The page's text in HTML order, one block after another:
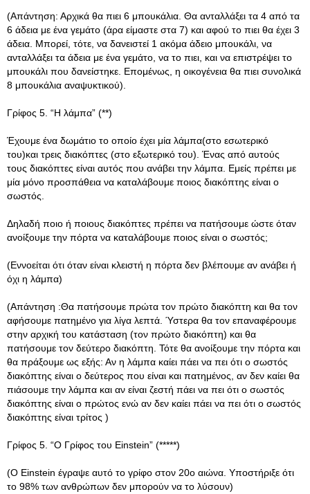
(Απάντηση: Αρχικά θα πιει 6 μπουκάλια. Θα ανταλλάξει τα 4 από τα
6 άδεια με ένα γεμάτο (άρα είμαστε στα 7) και αφού το πιει θα έχει 3
άδεια. Μπορεί, τότε, να δανειστεί 1 ακόμα άδειο μπουκάλι, να
ανταλλάξει τα άδεια με ένα γεμάτο, να το πιει, και να επιστρέψει το
μπουκάλι που δανείστηκε. Επομένως, η οικογένεια θα πιει συνολικά
8 μπουκάλια αναψυκτικού).
Γρίφος 5. “Η λάμπα” (**)
Έχουμε ένα δωμάτιο το οποίο έχει μία λάμπα(στο εσωτερικό
του)και τρεις διακόπτες (στο εξωτερικό του). Ένας από αυτούς
τους διακόπτες είναι αυτός που ανάβει την λάμπα. Εμείς πρέπει με
μία μόνο προσπάθεια να καταλάβουμε ποιος διακόπτης είναι ο
σωστός.
Δηλαδή ποιο ή ποιους διακόπτες πρέπει να πατήσουμε ώστε όταν
ανοίξουμε την πόρτα να καταλάβουμε ποιος είναι ο σωστός;
(Εννοείται ότι όταν είναι κλειστή η πόρτα δεν βλέπουμε αν ανάβει ή
όχι η λάμπα)
(Απάντηση :Θα πατήσουμε πρώτα τον πρώτο διακόπτη και θα τον
αφήσουμε πατημένο για λίγα λεπτά. Ύστερα θα τον επαναφέρουμε
στην αρχική του κατάσταση (τον πρώτο διακόπτη) και θα
πατήσουμε τον δεύτερο διακόπτη. Τότε θα ανοίξουμε την πόρτα και
θα πράξουμε ως εξής: Αν η λάμπα καίει πάει να πει ότι ο σωστός
διακόπτης είναι ο δεύτερος που είναι και πατημένος, αν δεν καίει θα
πιάσουμε την λάμπα και αν είναι ζεστή πάει να πει ότι ο σωστός
διακόπτης είναι ο πρώτος ενώ αν δεν καίει πάει να πει ότι ο σωστός
διακόπτης είναι τρίτος )
Γρίφος 5. “Ο Γρίφος του Einstein” (*****)
(Ο Einstein έγραψε αυτό το γρίφο στον 20ο αιώνα. Υποστήριξε ότι
το 98% των ανθρώπων δεν μπορούν να το λύσουν)